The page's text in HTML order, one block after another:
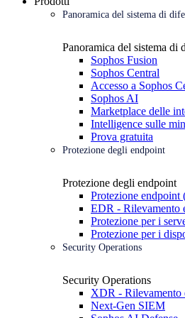
Panoramica del sistema di
Panoramica del sistema di
Sophos Fusion
Sophos Central
Accesso a Sophos
Sophos AI
Marketplace delle
Intelligence sulle
Prova gratuita
Protezione degli endpoint
Protezione degli endpoint
Protezione endpoint
EDR - Rilevamento
Protezione per i
Protezione per i
Security Operations
Security Operations
XDR - Rilevamento
Next-Gen SIEM